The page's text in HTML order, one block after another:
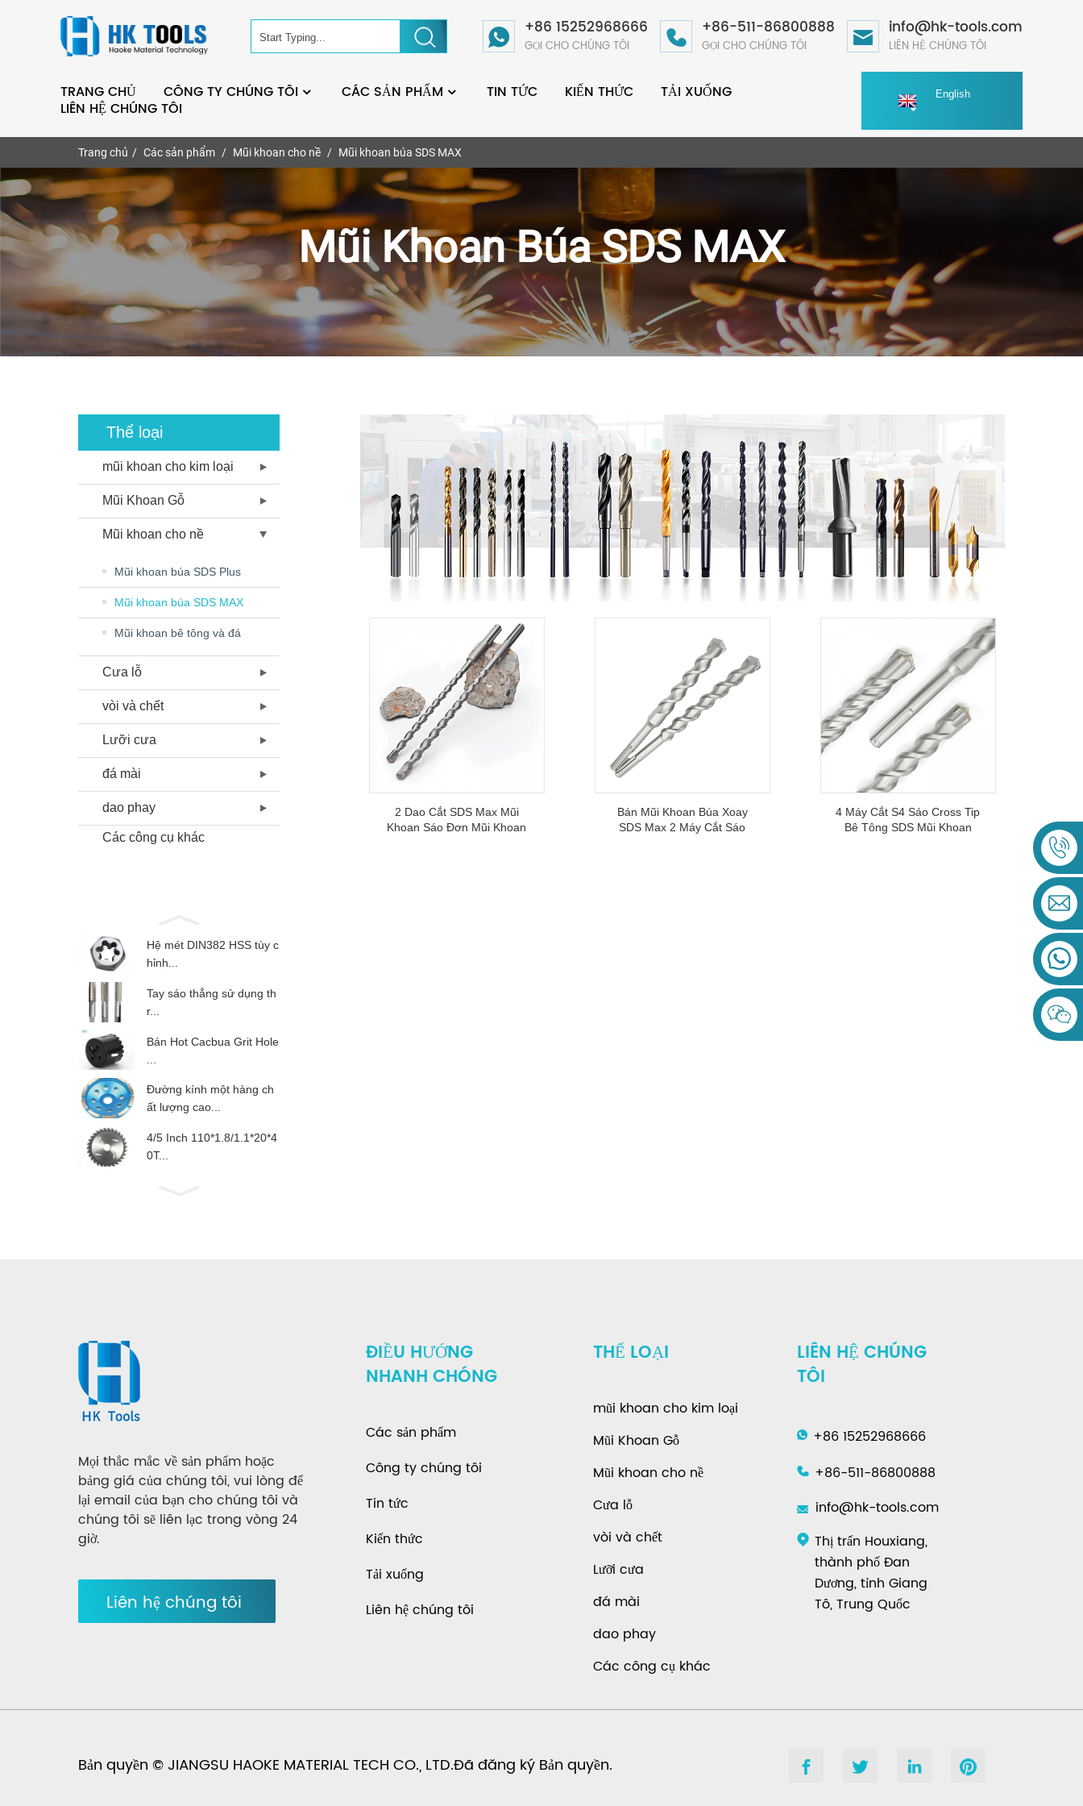
+86 15252968666
GỌI CHO CHÚNG TÔI
+86-511-86800888
GỌI CHO CHÚNG TÔI
info@hk-tools.com
LIÊN HỆ CHÚNG TÔI
TRANG CHỦ CÔNG TY CHÚNG TÔI CÁC SẢN PHẨM TIN TỨC KIẾN THỨC
TẢI XUỐNG
LIÊN HỆ CHÚNG TÔI
English
Trang chủ Các sản phẩm Mũi khoan cho nề Mũi khoan búa SDS MAX
Mũi Khoan Búa SDS MAX
Thể loại
mũi khoan cho kim loại
Mũi Khoan Gỗ
Mũi khoan cho nề
Mũi khoan búa SDS Plus
Mũi khoan búa SDS MAX
Mũi khoan bê tông và đá
Cưa lỗ
vòi và chết
Lưỡi cưa
đá mài
dao phay
Các công cụ khác
Hệ mét DIN382 HSS tùy c
hỉnh...
Tay sáo thẳng sử dụng th
r...
Bán Hot Cacbua Grit Hole
Đường kính một hàng ch
ất lượng cao...
4/5 Inch 110*1.8/1.1*20*4
0T...
2 Dao Cắt SDS Max Mũi
Khoan Sáo Đơn Mũi Khoan
Bán Mũi Khoan Búa Xoay
SDS Max 2 Máy Cắt Sáo
4 Máy Cắt S4 Sáo Cross Tip
Bê Tông SDS Mũi Khoan
Mọi thắc mắc về sản phẩm hoặc
bảng giá của chúng tôi, vui lòng để
lại email của bạn cho chúng tôi và
chúng tôi sẽ liên lạc trong vòng 24
giờ.
Liên hệ chúng tôi
ĐIỀU HƯỚNG
NHANH CHÓNG
Các sản phẩm
Công ty chúng tôi
Tin tức
Kiến thức
Tải xuống
Liên hệ chúng tôi
THỂ LOẠI
mũi khoan cho kim loại
Mũi Khoan Gỗ
Mũi khoan cho nề
Cưa lỗ
vòi và chết
Lưỡi cưa
đá mài
dao phay
Các công cụ khác
LIÊN HỆ CHÚNG
TÔI
+86 15252968666
+86-511-86800888
info@hk-tools.com
Thị trấn Houxiang,
thành phố Đan
Dương, tỉnh Giang
Tô, Trung Quốc
Bản quyền © JIANGSU HAOKE MATERIAL TECH CO., LTD.Đã đăng ký Bản quyền.